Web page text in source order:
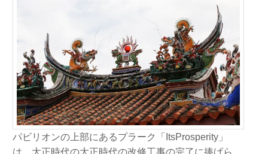
パビリオンの上部にあるプラーク「ItsProsperity」
は、大正時代の大正時代の改修工事の完了に捧げら